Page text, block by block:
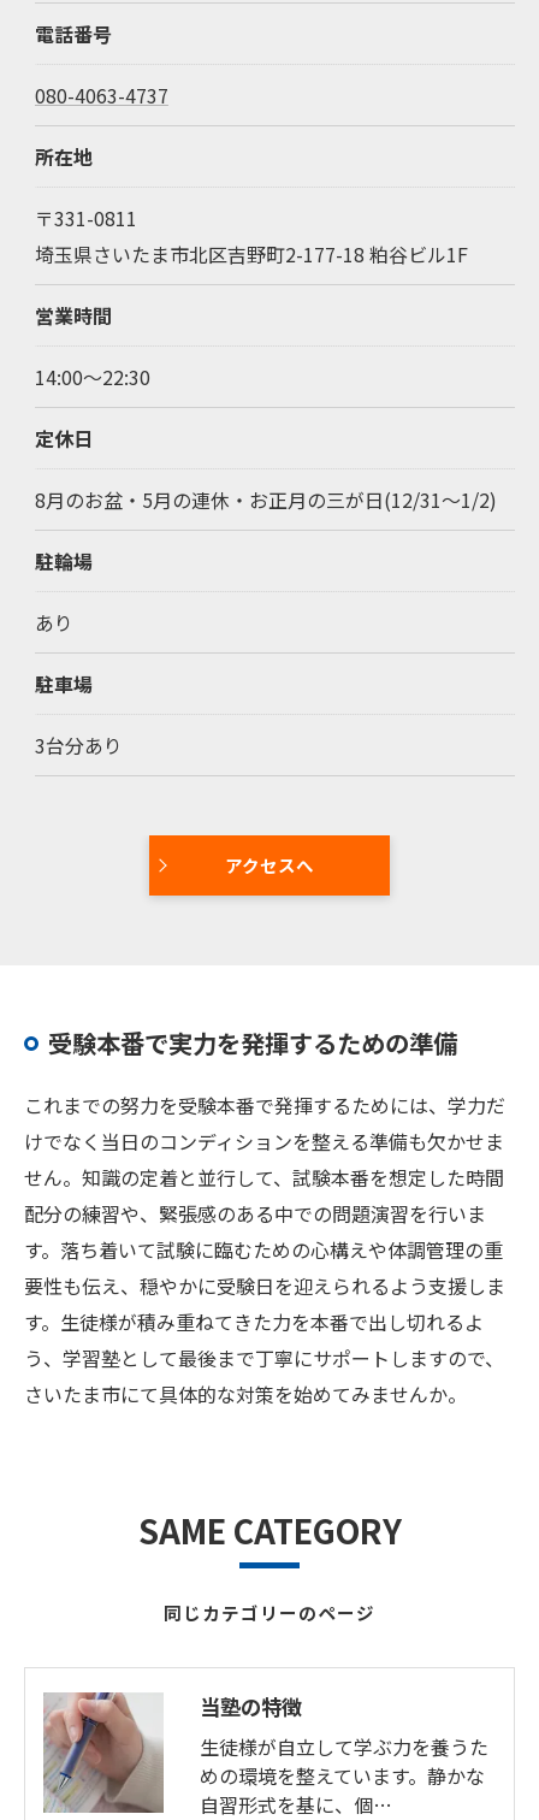
電話番号
080-4063-4737
所在地
〒331-0811
埼玉県さいたま市北区吉野町2-177-18 粕谷ビル1F
営業時間
14:00～22:30
定休日
8月のお盆・5月の連休・お正月の三が日(12/31～1/2)
駐輪場
あり
駐車場
3台分あり
アクセスへ
受験本番で実力を発揮するための準備
これまでの努力を受験本番で発揮するためには、学力だ
けでなく当日のコンディションを整える準備も欠かせま
せん。知識の定着と並行して、試験本番を想定した時間
配分の練習や、緊張感のある中での問題演習を行いま
す。落ち着いて試験に臨むための心構えや体調管理の重
要性も伝え、穏やかに受験日を迎えられるよう支援しま
す。生徒様が積み重ねてきた力を本番で出し切れるよ
う、学習塾として最後まで丁寧にサポートしますので、
さいたま市にて具体的な対策を始めてみませんか。
同じカテゴリーのページ
SAME CATEGORY
当塾の特徴
生徒様が自立して学ぶ力を養うた
めの環境を整えています。静かな
自習形式を基に、個…